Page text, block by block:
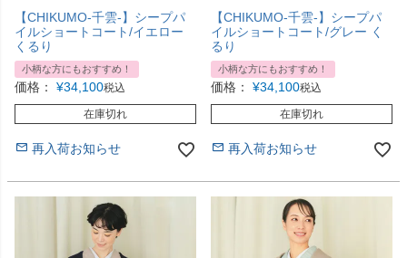
【CHIKUMO-千雲-】シープパ
イルショートコート/イエロー
くるり
小柄な方にもおすすめ！
価格： ¥34,100税込
在庫切れ
再入荷お知らせ
【CHIKUMO-千雲-】シープパ
イルショートコート/グレー く
るり
小柄な方にもおすすめ！
価格： ¥34,100税込
在庫切れ
再入荷お知らせ